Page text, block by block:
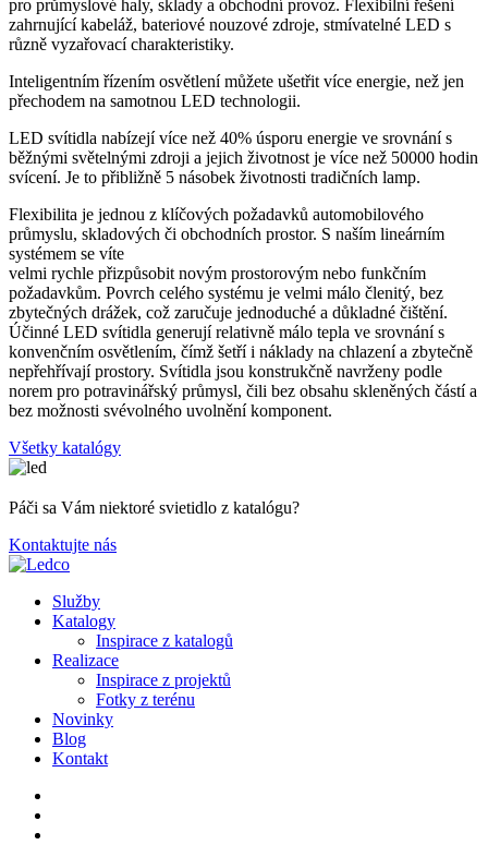
pro průmyslové haly, sklady a obchodní provoz. Flexibilní řešení
zahrnující kabeláž, bateriové nouzové zdroje, stmívatelné LED s
různě vyzařovací charakteristiky.
Inteligentním řízením osvětlení můžete ušetřit více energie, než jen
přechodem na samotnou LED technologii.
LED svítidla nabízejí více než 40% úsporu energie ve srovnání s
běžnými světelnými zdroji a jejich životnost je více než 50000 hodin
svícení. Je to přibližně 5 násobek životnosti tradičních lamp.
Flexibilita je jednou z klíčových požadavků automobilového
průmyslu, skladových či obchodních prostor. S naším lineárním
systémem se víte
velmi rychle přizpůsobit novým prostorovým nebo funkčním
požadavkům. Povrch celého systému je velmi málo členitý, bez
zbytečných drážek, což zaručuje jednoduché a důkladné čištění.
Účinné LED svítidla generují relativně málo tepla ve srovnání s
konvenčním osvětlením, čímž šetří i náklady na chlazení a zbytečně
nepřehřívají prostory. Svítidla jsou konstrukčně navrženy podle
norem pro potravinářský průmysl, čili bez obsahu skleněných částí a
bez možnosti svévolného uvolnění komponent.
Všetky katalógy
Páči sa Vám niektoré svietidlo z katalógu?
Kontaktujte nás
Služby
Katalogy
Inspirace z katalogů
Realizace
Inspirace z projektů
Fotky z terénu
Novinky
Blog
Kontakt